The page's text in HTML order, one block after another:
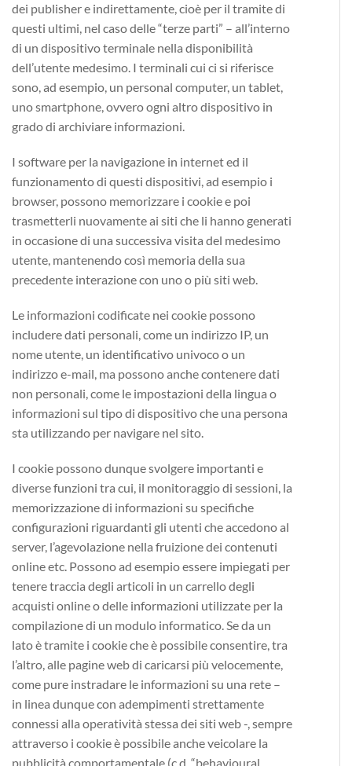
dei publisher e indirettamente, cioè per il tramite di
questi ultimi, nel caso delle “terze parti” – all’interno
di un dispositivo terminale nella disponibilità
dell’utente medesimo. I terminali cui ci si riferisce
sono, ad esempio, un personal computer, un tablet,
uno smartphone, ovvero ogni altro dispositivo in
grado di archiviare informazioni.
I software per la navigazione in internet ed il
funzionamento di questi dispositivi, ad esempio i
browser, possono memorizzare i cookie e poi
trasmetterli nuovamente ai siti che li hanno generati
in occasione di una successiva visita del medesimo
utente, mantenendo così memoria della sua
precedente interazione con uno o più siti web.
Le informazioni codificate nei cookie possono
includere dati personali, come un indirizzo IP, un
nome utente, un identificativo univoco o un
indirizzo e-mail, ma possono anche contenere dati
non personali, come le impostazioni della lingua o
informazioni sul tipo di dispositivo che una persona
sta utilizzando per navigare nel sito.
I cookie possono dunque svolgere importanti e
diverse funzioni tra cui, il monitoraggio di sessioni, la
memorizzazione di informazioni su specifiche
configurazioni riguardanti gli utenti che accedono al
server, l’agevolazione nella fruizione dei contenuti
online etc. Possono ad esempio essere impiegati per
tenere traccia degli articoli in un carrello degli
acquisti online o delle informazioni utilizzate per la
compilazione di un modulo informatico. Se da un
lato è tramite i cookie che è possibile consentire, tra
l’altro, alle pagine web di caricarsi più velocemente,
come pure instradare le informazioni su una rete –
in linea dunque con adempimenti strettamente
connessi alla operatività stessa dei siti web -, sempre
attraverso i cookie è possibile anche veicolare la
pubblicità comportamentale (c.d. “behavioural